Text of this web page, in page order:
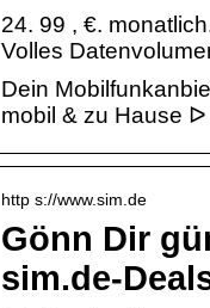
24. 99 , €.
Volles
Dein
mobil & zu Hause
http s://www.sim.de
Gönn Dir
sim.de-